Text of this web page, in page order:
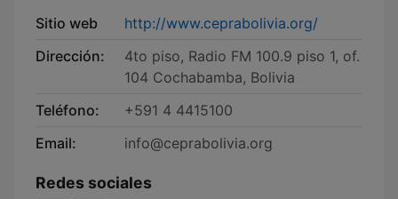
Sitio web
http://www.ceprabolivia.org/
Dirección:
4to piso, Radio FM 100.9 piso 1, of.
104 Cochabamba, Bolivia
Teléfono:
+591 4 4415100
Email:
info@ceprabolivia.org
Redes sociales